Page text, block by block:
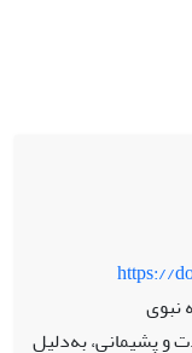
https://
نبوی
پشیمانی، به‌دلیل